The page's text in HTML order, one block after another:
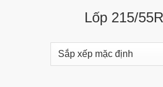
Lốp 215/